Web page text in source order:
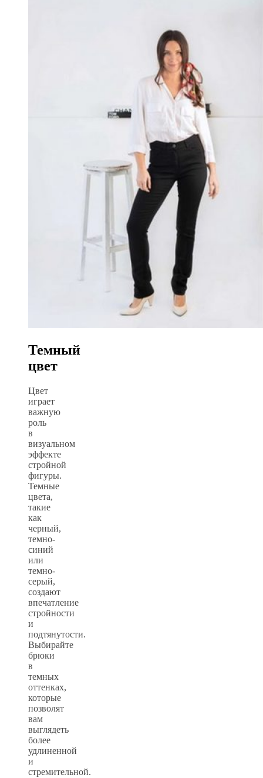
Темный
цвет
Цвет
играет
важную
роль
в
визуальном
эффекте
стройной
фигуры.
Темные
цвета,
такие
как
черный,
темно-
синий
или
темно-
серый,
создают
впечатление
стройности
и
подтянутости.
Выбирайте
брюки
в
темных
оттенках,
которые
позволят
вам
выглядеть
более
удлиненной
и
стремительной.